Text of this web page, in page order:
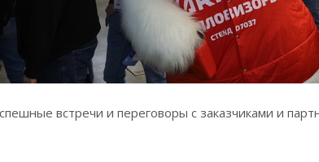
встречи и переговоры с заказчиками и